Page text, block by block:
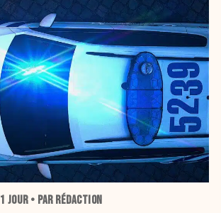
1 JOUR• PAR RÉDACTION